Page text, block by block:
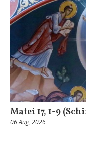
Matei 17, 1-9
06 Aug, 2026